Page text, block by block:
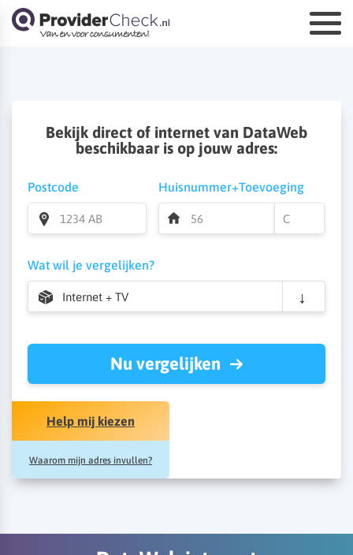
Bekijk direct of internet van DataWeb
beschikbaar is op jouw adres:
Postcode Huisnummer+Toevoeging
Wat wil je vergelijken?
Internet + TV
Nu vergelijken
Help mij kiezen
Waarom mijn adres invullen?